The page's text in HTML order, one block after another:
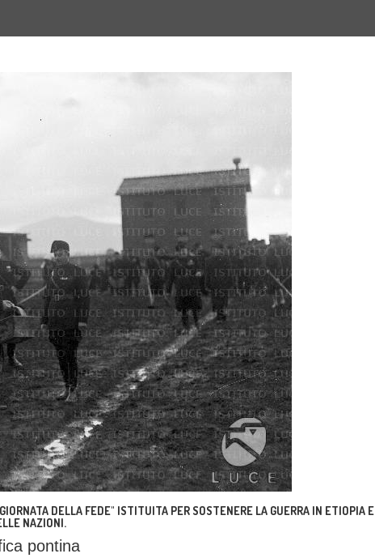
DELLA FEDE" ISTITUITA PER SOSTENERE LA GUERRA IN ETIOPIA E
NAZIONI.
pontina